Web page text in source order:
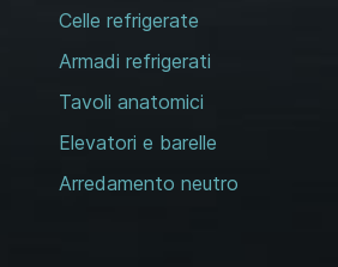
Celle refrigerate
Armadi refrigerati
Tavoli anatomici
Elevatori e barelle
Arredamento neutro